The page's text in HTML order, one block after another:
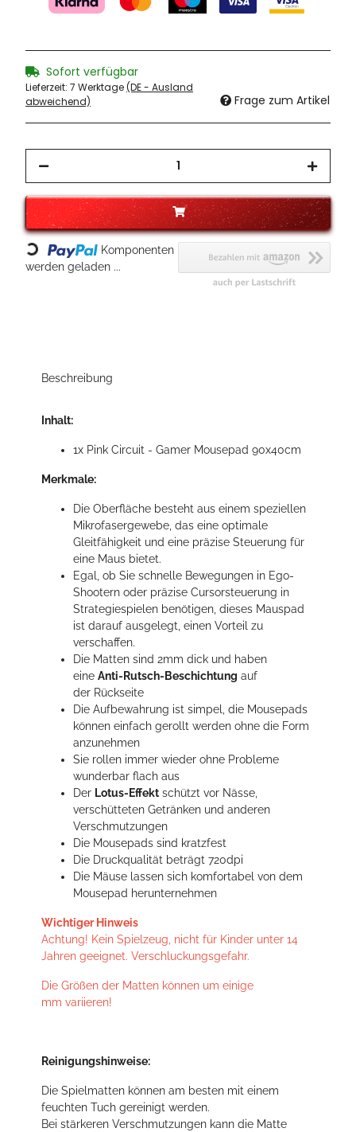
Sofort verfügbar
Lieferzeit: 7 Werktage(DE - Ausland
abweichend)
Frage zum Artikel
Loading...
Komponenten
werden geladen ...
Beschreibung
Inhalt:
1x Pink Circuit - Gamer Mousepad 90x40cm
Merkmale:
Die Oberfläche besteht aus einem speziellen
Mikrofasergewebe, das eine optimale
Gleitfähigkeit und eine präzise Steuerung für
eine Maus bietet.
Egal, ob Sie schnelle Bewegungen in Ego-
Shootern oder präzise Cursorsteuerung in
Strategiespielen benötigen, dieses Mauspad
ist darauf ausgelegt, einen Vorteil zu
verschaffen.
Die Matten sind 2mm dick und haben
eine Anti-Rutsch-Beschichtung auf
der Rückseite
Die Aufbewahrung ist simpel, die Mousepads
können einfach gerollt werden ohne die Form
anzunehmen
Sie rollen immer wieder ohne Probleme
wunderbar flach aus
Der Lotus-Effekt schützt vor Nässe,
verschütteten Getränken und anderen
Verschmutzungen
Die Mousepads sind kratzfest
Die Druckqualität beträgt 720dpi
Die Mäuse lassen sich komfortabel von dem
Mousepad herunternehmen
Wichtiger Hinweis
Achtung! Kein Spielzeug, nicht für Kinder unter 14
Jahren geeignet. Verschluckungsgefahr.
Die Größen der Matten können um einige
mm variieren!
Reinigungshinweise:
Die Spielmatten können am besten mit einem
feuchten Tuch gereinigt werden.
Bei stärkeren Verschmutzungen kann die Matte